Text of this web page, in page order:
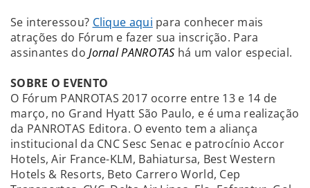
Se interessou? Clique aqui para conhecer mais
atrações do Fórum e fazer sua inscrição. Para
assinantes doJornal PANROTAS há um valor especial.
SOBRE O EVENTO
O Fórum PANROTAS 2017 ocorre entre 13 e 14 de
março, no Grand Hyatt São Paulo, e é uma realização
da PANROTAS Editora. O evento tem a aliança
institucional da CNC Sesc Senac e patrocínio Accor
Hotels, Air France-KLM, Bahiatursa, Best Western
Hotels & Resorts, Beto Carrero World, Cep